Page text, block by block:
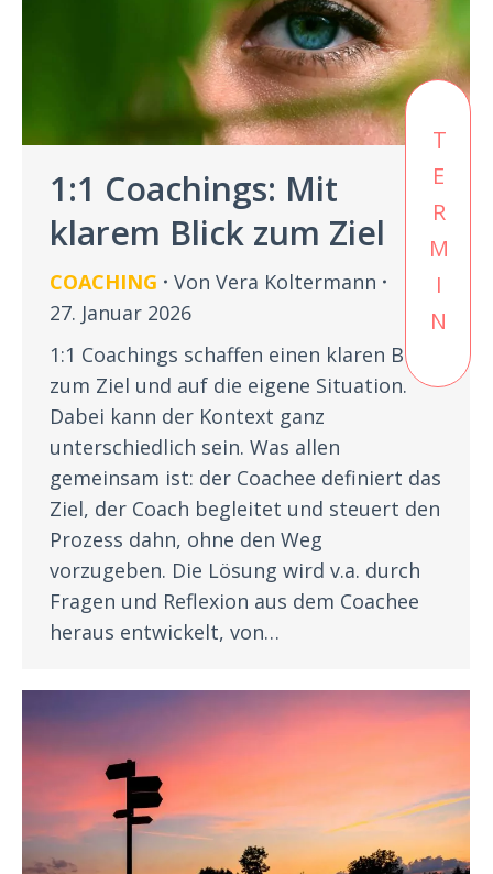
1:1 Coachings: Mit
klarem Blick zum Ziel
COACHING Von Vera Koltermann
27. Januar 2026
1:1 Coachings schaffen einen klaren Blick
zum Ziel und auf die eigene Situation.
Dabei kann der Kontext ganz
unterschiedlich sein. Was allen
gemeinsam ist: der Coachee definiert das
Ziel, der Coach begleitet und steuert den
Prozess dahn, ohne den Weg
vorzugeben. Die Lösung wird v.a. durch
Fragen und Reflexion aus dem Coachee
heraus entwickelt, von…
TERMIN